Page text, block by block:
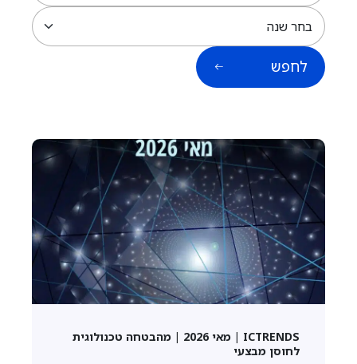
לחפש
ICTRENDS | מאי 2026 | מהבטחה טכנולוגית
לחוסן מבצעי